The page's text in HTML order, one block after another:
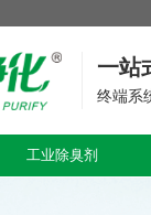
一站
终端系
工业除臭剂